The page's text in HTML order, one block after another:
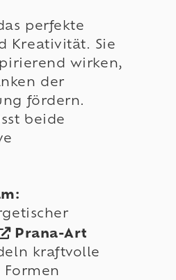
perfekte
Kreativität. Sie
wirken,
der
fördern.
beide
Prana-Art
kraftvolle
Formen